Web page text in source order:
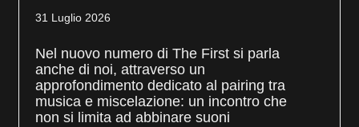
31 Luglio 2026
Nel nuovo numero di The First si parla
anche di noi, attraverso un
approfondimento dedicato al pairing tra
musica e miscelazione: un incontro che
non si limita ad abbinare suoni